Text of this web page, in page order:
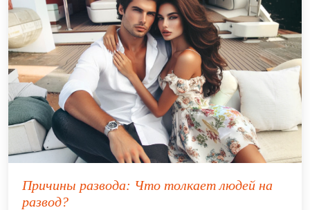
Причины развода: Что толкает людей на
развод?